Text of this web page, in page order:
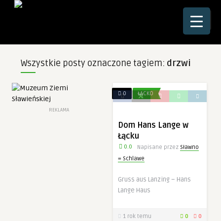
☰
Wszystkie posty oznaczone tagiem: drzwi
REKLAMA
0 ŁĄCKO
Dom Hans Lange w
Łącku
0.0 Napisane przez Sławno
= Schlawe
Gruss aus Lanzing – Hans
Lange Haus
1 rok temu 0 0